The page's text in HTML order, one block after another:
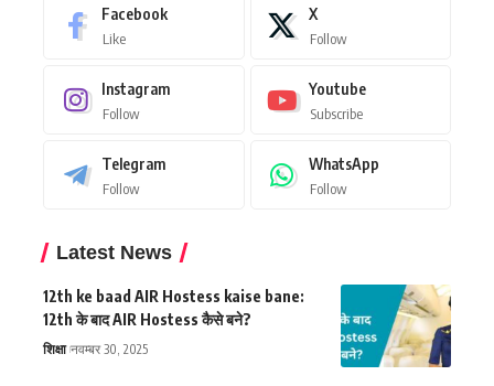
Facebook
Like
X
Follow
Instagram
Follow
Youtube
Subscribe
Telegram
Follow
WhatsApp
Follow
Latest News
12th ke baad AIR Hostess kaise bane:
12th के बाद AIR Hostess कैसे बने?
शिक्षा नवम्बर 30, 2025